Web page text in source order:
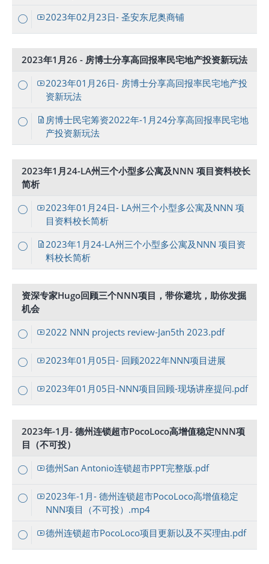
2023年02月23日- 圣安东尼奥商铺
2023年1月26 - 房博士分享高回报率民宅地产投资新玩法
2023年01月26日- 房博士分享高回报率民宅地产投
资新玩法
房博士民宅筹资2022年-1月24分享高回报率民宅地
产投资新玩法
2023年1月24-LA州三个小型多公寓及NNN 项目资料校长
简析
2023年01月24日- LA州三个小型多公寓及NNN 项
目资料校长简析
2023年1月24-LA州三个小型多公寓及NNN 项目资
料校长简析
资深专家Hugo回顾三个NNN项目，带你避坑，助你发掘
机会
2022 NNN projects review-Jan5th 2023.pdf
2023年01月05日- 回顾2022年NNN项目进展
2023年01月05日-NNN项目回顾-现场讲座提问.pdf
2023年-1月- 德州连锁超市PocoLoco高增值稳定NNN项
目（不可投）
德州San Antonio连锁超市PPT完整版.pdf
2023年-1月- 德州连锁超市PocoLoco高增值稳定
NNN项目（不可投）.mp4
德州连锁超市PocoLoco项目更新以及不买理由.pdf